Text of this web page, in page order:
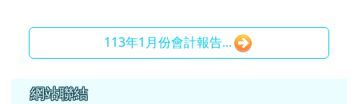
113年1月份會計報告...
左邊區域內容
網站聯結